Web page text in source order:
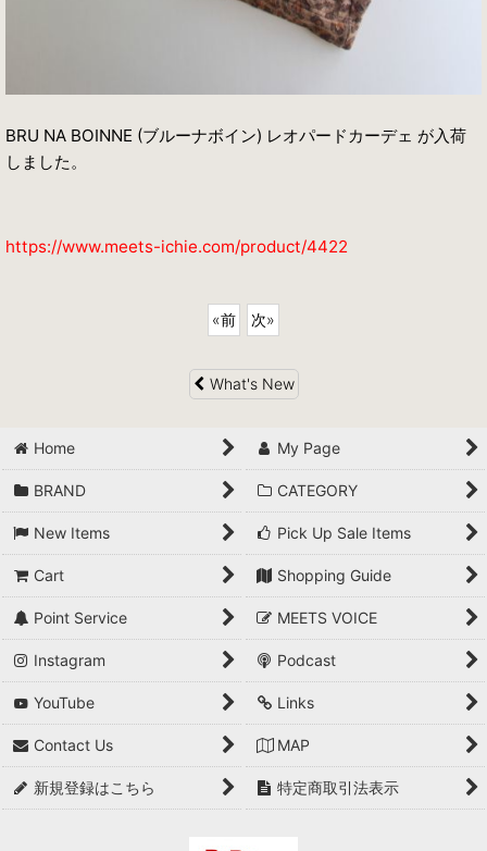
BRU NA BOINNE (ブルーナボイン) レオパードカーデェ が入荷
しました。
https://www.meets-ichie.com/product/4422
«前 次»
What's New
Home My Page
BRAND CATEGORY
New Items Pick Up Sale Items
Cart Shopping Guide
Point Service MEETS VOICE
Instagram Podcast
YouTube Links
Contact Us MAP
新規登録はこちら 特定商取引法表示